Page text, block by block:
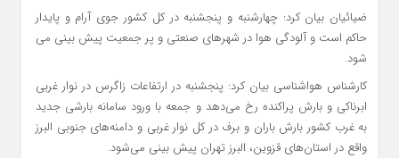
ضیائیان بیان کرد: چهارشنبه و پنجشنبه در کل کشور جوی آرام و پایدار
حاکم است و آلودگی هوا در شهرهای صنعتی و پر جمعیت پیش بینی می
شود.
کارشناس هواشناسی بیان کرد: پنجشنبه در ارتفاعات زاگرس در نوار غربی
ابرناکی و بارش پراکنده رخ می‌دهد و جمعه با ورود سامانه بارشی جدید
به غرب کشور بارش باران و برف در کل نوار غربی و دامنه‌های جنوبی البرز
واقع در استان‌های قزوین، البرز تهران پیش بینی می‌شود.